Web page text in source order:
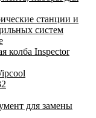
станции и
систем
колба Inspector
для замены